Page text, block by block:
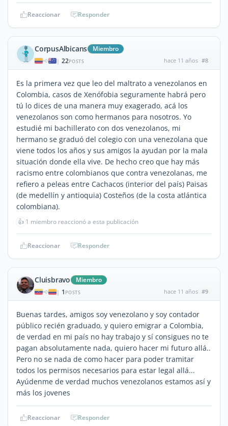
Reaccionar Responder
CorpusAlbicans Miembro
| 22POSTS hace 11 años #8
Es la primera vez que leo del maltrato a venezolanos en
Colombia, casos de Xenófobia seguramente habrá pero
tú lo dices de una manera muy exagerado, acá los
venezolanos son como hermanos para nosotros. Yo
estudié mi bachillerato con dos venezolanos, mi
hermano se graduó del colegio con una venezolana que
viene todos los años y sus amigos la ayudan por la mala
situación donde ella vive. De hecho creo que hay más
racismo entre colombianos que contra venezolanas, me
refiero a peleas entre Cachacos (interior del país) Paisas
(de medellín y antioquia) Costeños (de la costa atlántica
colombiana).
👍 1 miembro reaccionó a esta publicación
Reaccionar Responder
Cluisbravo Miembro
| 1 POSTS hace 11 años #9
Buenas tardes, amigos soy venezolano y soy contador
público recién graduado, y quiero emigrar a Colombia,
de verdad en mi país no hay trabajo y sí consigues no te
pagan absolutamente nada, quiero hacer mi futuro allá..
Pero no se nada de como hacer para poder tramitar
todos los permisos necesarios para estar legal allá...
Ayúdenme de verdad muchos venezolanos estamos así y
más los jovenes
Reaccionar Responder